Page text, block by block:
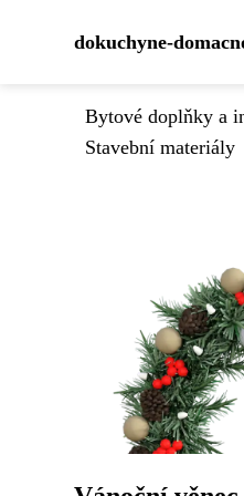
dokuchyne-
Bytové doplňky a
Stavební materiály